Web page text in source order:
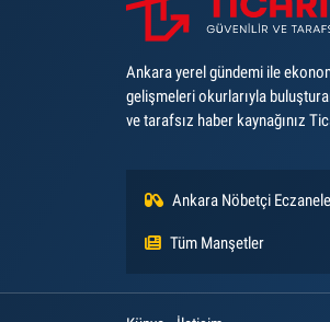
Ankara yerel gündemi ile
gelişmeleri okurlarıyla
ve tarafsız haber kaynağınız
Ankara Nöbetçi
Tüm Manşetler